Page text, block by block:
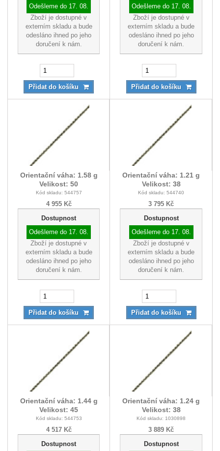
Odešleme do 17. 08.
Zboží je dostupné v
externím skladu a bude
odesláno ihned po jeho
doručení k nám.
Přidat do košíku
Odešleme do 17. 08.
Zboží je dostupné v
externím skladu a bude
odesláno ihned po jeho
doručení k nám.
Přidat do košíku
Orientační váha: 1.58 g
Velikost: 50
Kód skladu: 544757
4 955 Kč
Dostupnost
Odešleme do 17. 08.
Zboží je dostupné v
externím skladu a bude
odesláno ihned po jeho
doručení k nám.
Přidat do košíku
Orientační váha: 1.21 g
Velikost: 38
Kód skladu: 544740
3 795 Kč
Dostupnost
Odešleme do 17. 08.
Zboží je dostupné v
externím skladu a bude
odesláno ihned po jeho
doručení k nám.
Přidat do košíku
Orientační váha: 1.44 g
Velikost: 45
Kód skladu: 544753
4 517 Kč
Dostupnost
Orientační váha: 1.24 g
Velikost: 38
Kód skladu: 1030898
3 889 Kč
Dostupnost